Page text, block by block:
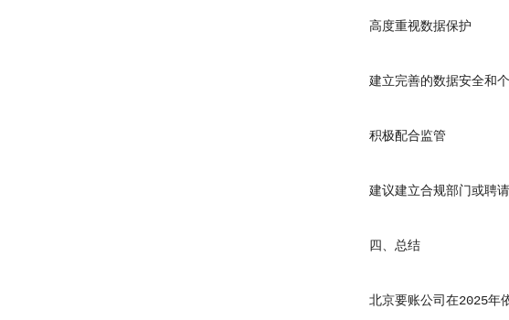
高度重视数据保护
建立完善的数据安全和个
积极配合监管
建议建立合规部门或聘请
四、总结
北京要账公司在2025年依